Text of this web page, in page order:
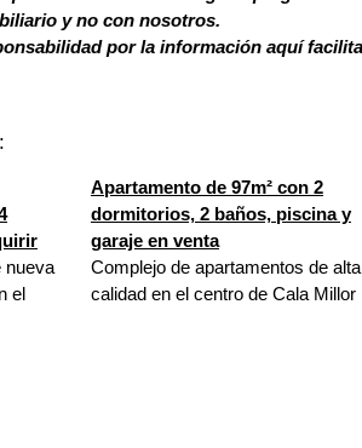
y no con nosotros.
por la información aquí
nueva
el
Apartamento de 97m² con 2
dormitorios, 2 baños, piscina y
garaje en venta
Complejo de apartamentos de alta
calidad en el centro de Cala Millor